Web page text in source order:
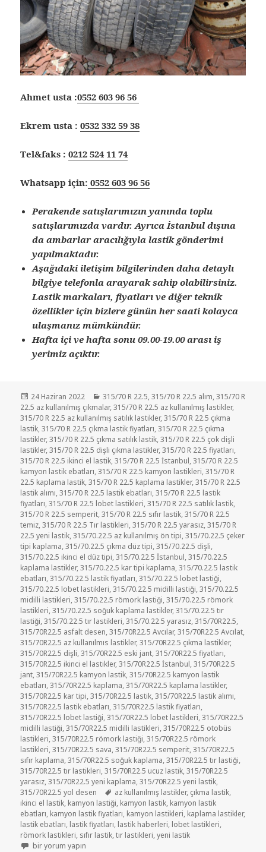
Ahmet usta :0552 603 96 56
Ekrem usta :0532 332 59 38
Tel&faks :0212 524 11 74
Whatsapp için: 0552 603 96 56
Perakende satışlarımızın yanında toplu
satışlarımızda vardır. Ayrıca İstanbul dışına
da ambarlar aracılığıyla lastik gönderimi
yapılmaktadır.
Aşağıdaki iletişim bilgilerinden daha detaylı
bilgiye telefonla arayarak sahip olabilirsiniz.
Lastik markaları, fiyatları ve diğer teknik
özellikler için bizlere günün her saati kolayca
ulaşmanız mümkündür.
Hafta içi ve hafta sonu 09.00-19.00 arası iş
yerimiz açıktır.
Yayın
tarihi
24 Haziran 2022 Kategoriler
315/70 R 22.5,315/70 R 22.5 alım,315/70 R
22.5 az kullanılmış çıkmalar,315/70 R 22.5 az kullanılmış lastikler,
315/70 R 22.5 az kullanılmış satılık lastikler,315/70 R 22.5 çıkma
lastik,315/70 R 22.5 çıkma lastik fiyatları,315/70 R 22.5 çıkma
lastikler,315/70 R 22.5 çıkma satılık lastik,315/70 R 22.5 çok dişli
lastikler,315/70 R 22.5 dişli çıkma lastikler,315/70 R 22.5 fiyatları,
315/70 R 22.5 ikinci el lastik,315/70 R 22.5 İstanbul,315/70 R 22.5
kamyon lastik ebatları,315/70 R 22.5 kamyon lastikleri,315/70 R
22.5 kaplama lastik,315/70 R 22.5 kaplama lastikler,315/70 R 22.5
lastik alımı,315/70 R 22.5 lastik ebatları,315/70 R 22.5 lastik
fiyatları,315/70 R 22.5 lobet lastikleri,315/70 R 22.5 satılık lastik,
315/70 R 22.5 semperit,315/70 R 22.5 sıfır lastik,315/70 R 22.5
temiz,315/70 R 22.5 Tır lastikleri,315/70 R 22.5 yarasız,315/70 R
22.5 yeni lastik,315/70.22.5 az kullanılmış ön tipi,315/70.22.5 çeker
tipi kaplama,315/70.22.5 çıkma düz tipi,315/70.22.5 dişli,
315/70.22.5 ikinci el düz tipi,315/70.22.5 İstanbul,315/70.22.5
kaplama lastikler,315/70.22.5 kar tipi kaplama,315/70.22.5 lastik
ebatları,315/70.22.5 lastik fiyatları,315/70.22.5 lobet lastiği,
315/70.22.5 lobet lastikleri,315/70.22.5 midilli lastiği,315/70.22.5
midilli lastikleri,315/70.22.5 römork lastiği,315/70.22.5 römork
lastikleri,315/70.22.5 soğuk kaplama lastikler,315/70.22.5 tır
lastiği,315/70.22.5 tır lastikleri,315/70.22.5 yarasız,315/70R22.5,
315/70R22.5 asfalt desen,315/70R22.5 Avcılar,315/70R22.5 Avcılat,
315/70R22.5 az kullanılmıs lastikler,315/70R22.5 çıkma lastikler,
315/70R22.5 dişli,315/70R22.5 eski jant,315/70R22.5 fiyatları,
315/70R22.5 ikinci el lastikler,315/70R22.5 İstanbul,315/70R22.5
jant,315/70R22.5 kamyon lastik,315/70R22.5 kamyon lastik
ebatları,315/70R22.5 kaplama,315/70R22.5 kaplama lastikler,
315/70R22.5 kar tipi,315/70R22.5 lastik,315/70R22.5 lastik alımı,
315/70R22.5 lastik ebatları,315/70R22.5 lastik fiyatları,
315/70R22.5 lobet lastiği,315/70R22.5 lobet lastikleri,315/70R22.5
midilli lastiği,315/70R22.5 midilli lastikleri,315/70R22.5 otobüs
lastikleri,315/70R22.5 römork lastiği,315/70R22.5 römork
lastikleri,315/70R22.5 sava,315/70R22.5 semperit,315/70R22.5
sıfır kaplama,315/70R22.5 soğuk kaplama,315/70R22.5 tır lastiği,
315/70R22.5 tır lastikleri,315/70R22.5 ucuz lastik,315/70R22.5
yarasız,315/70R22.5 yeni kaplama,315/70R22.5 yeni lastik,
315/70R22.5 yol desen
Etiketler
az kullanılmış lastikler, çıkma lastik,
ikinci el lastik, kamyon lastiği, kamyon lastik, kamyon lastik
ebatları, kamyon lastik fiyatları, kamyon lastikleri, kaplama lastikler,
lastik ebatları, lastik fiyatları, lastik haberleri, lobet lastikleri,
römork lastikleri, sıfır lastik,tır lastikleri,yeni lastik
315/70R22.5 İKİNCİ EL AZ KULLANILMIŞ LASTİKLER için
bir yorum yapın